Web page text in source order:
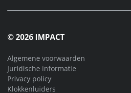
© 2026 IMPACT
Algemene voorwaarden
Juridische informatie
Privacy policy
Klokkenluiders